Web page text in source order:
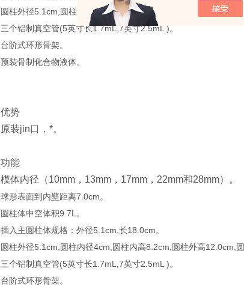
圆柱外径5.1cm,圆柱内径4cm,圆柱内高8.2cm,圆柱外高12.0cm,
三个铝制真空管(5英寸长1.7mL,7英寸2.5mL )。
台阶式环形骨架。
预装骨制化合物液体。
优势
原装jin口，*。
功能
模体内径（10mm，13mm，17mm，22mm和28mm）。
球形表面到内壁距离7.0cm。
圆柱体中空体积9.7L。
插入主圆柱体规格：外径5.1cm,长18.0cm。
圆柱外径5.1cm,圆柱内径4cm,圆柱内高8.2cm,圆柱外高12.0cm,
三个铝制真空管(5英寸长1.7mL,7英寸2.5mL )。
台阶式环形骨架。